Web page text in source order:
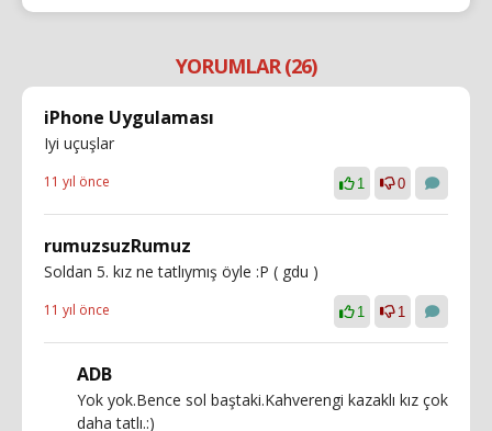
YORUMLAR (26)
iPhone Uygulaması
Iyi uçuşlar
11 yıl önce 1 0
rumuzsuzRumuz
Soldan 5. kız ne tatlıymış öyle :P ( gdu )
11 yıl önce 1 1
ADB
Yok yok.Bence sol baştaki.Kahverengi kazaklı kız çok
daha tatlı.:)